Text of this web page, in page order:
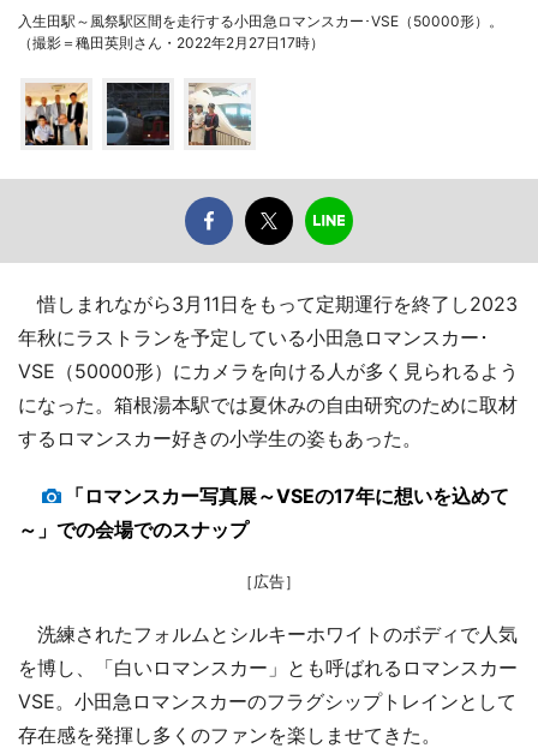
入生田駅～風祭駅区間を走行する小田急ロマンスカー･VSE（50000形）。
（撮影＝穐田英則さん・2022年2月27日17時）
惜しまれながら3月11日をもって定期運行を終了し2023
年秋にラストランを予定している小田急ロマンスカー･
VSE（50000形）にカメラを向ける人が多く見られるよう
になった。箱根湯本駅では夏休みの自由研究のために取材
するロマンスカー好きの小学生の姿もあった。
「ロマンスカー写真展～VSEの17年に想いを込めて
～」での会場でのスナップ
［広告］
洗練されたフォルムとシルキーホワイトのボディで人気
を博し、「白いロマンスカー」とも呼ばれるロマンスカー
VSE。小田急ロマンスカーのフラグシップトレインとして
存在感を発揮し多くのファンを楽しませてきた。